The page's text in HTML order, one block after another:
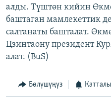
алды. Түштөн кийин
баштаган мамлекеттик
салтанаты башталат.
Цзинтаону президент
алат. (BuS)
Бөлүшүңүз